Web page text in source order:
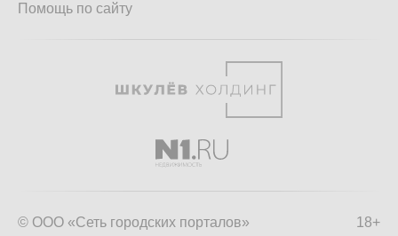
Помощь по сайту
18+
© ООО «Сеть городских порталов»